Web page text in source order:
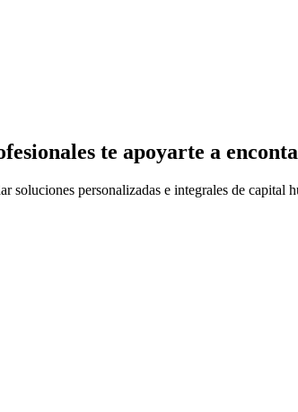
te apoyarte a
soluciones personalizadas e integrales de